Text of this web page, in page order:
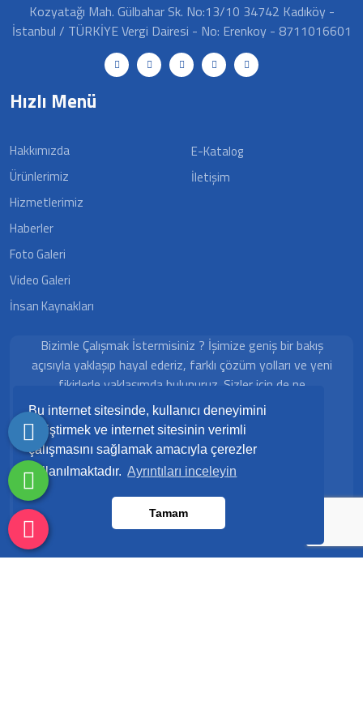
Bu internet sitesinde, kullanıcı deneyimini
geliştirmek ve internet sitesinin verimli
çalışmasını sağlamak amacıyla çerezler
kullanılmaktadır. Ayrıntıları inceleyin
Tamam
Kozyatağı Mah. Gülbahar Sk. No:13/10 34742 Kadıköy -
İstanbul / TÜRKİYE Vergi Dairesi - No: Erenkoy - 8711016601
Hızlı Menü
Hakkımızda
Ürünlerimiz
Hizmetlerimiz
Haberler
Foto Galeri
Video Galeri
İnsan Kaynakları
E-Katalog
İletişim
Bizimle Çalışmak İstermisiniz ? İşimize geniş bir bakış
açısıyla yaklaşıp hayal ederiz, farklı çözüm yolları ve yeni
fikirlerle yaklaşımda bulunuruz. Sizler için de ne
yapabileceğimizi bilmek isteriz, bizimle iletişime geçip
tanışmaya ne dersiniz?
Çalışma Saatleri
Pazartesi - Cuma 09:00 - 18:00